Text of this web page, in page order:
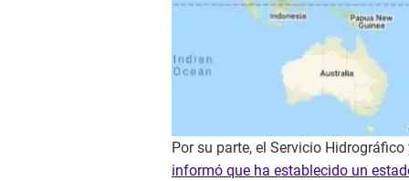
Por su parte, el Servicio
informó que ha establecido un